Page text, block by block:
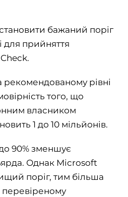
бажаний поріг
для прийняття
рівні
того, що
власником
1 до 10 мільйонів.
90% зменшує
Однак Microsoft
поріг, тим більша
перевіреному